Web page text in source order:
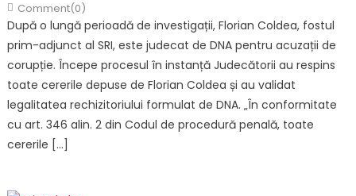
Comment(0)
După o lungă perioadă de investigații, Florian Coldea, fostul
prim-adjunct al SRI, este judecat de DNA pentru acuzații de
corupție. Începe procesul în instanță Judecătorii au respins
toate cererile depuse de Florian Coldea și au validat
legalitatea rechizitoriului formulat de DNA. „În conformitate
cu art. 346 alin. 2 din Codul de procedură penală, toate
cererile […]